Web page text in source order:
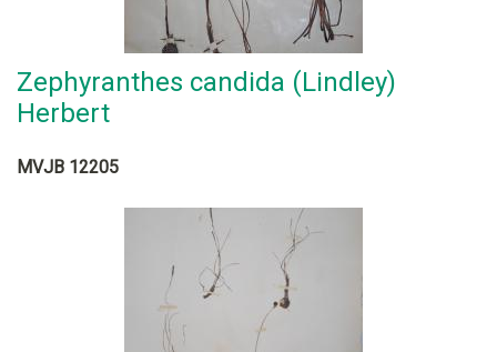
Zephyranthes candida (Lindley)
Herbert
MVJB 12205